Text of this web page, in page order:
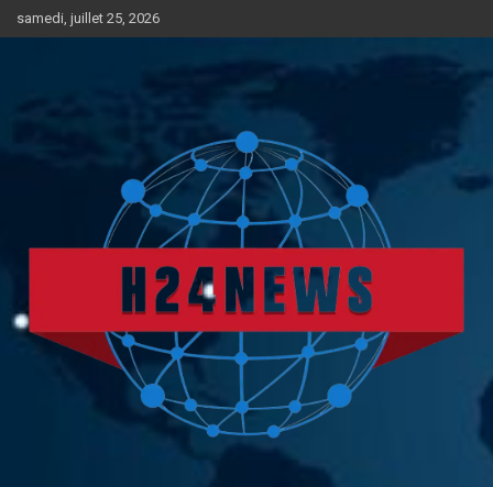
au
samedi, juillet 25, 2026